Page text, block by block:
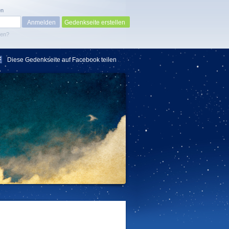
Gedenkseite erstellen
Diese Gedenkseite auf Facebook teilen